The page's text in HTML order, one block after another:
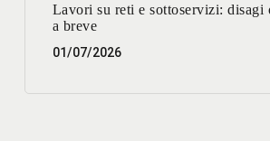
Lavori su reti e sottoservizi: disagi
a breve
01/07/2026